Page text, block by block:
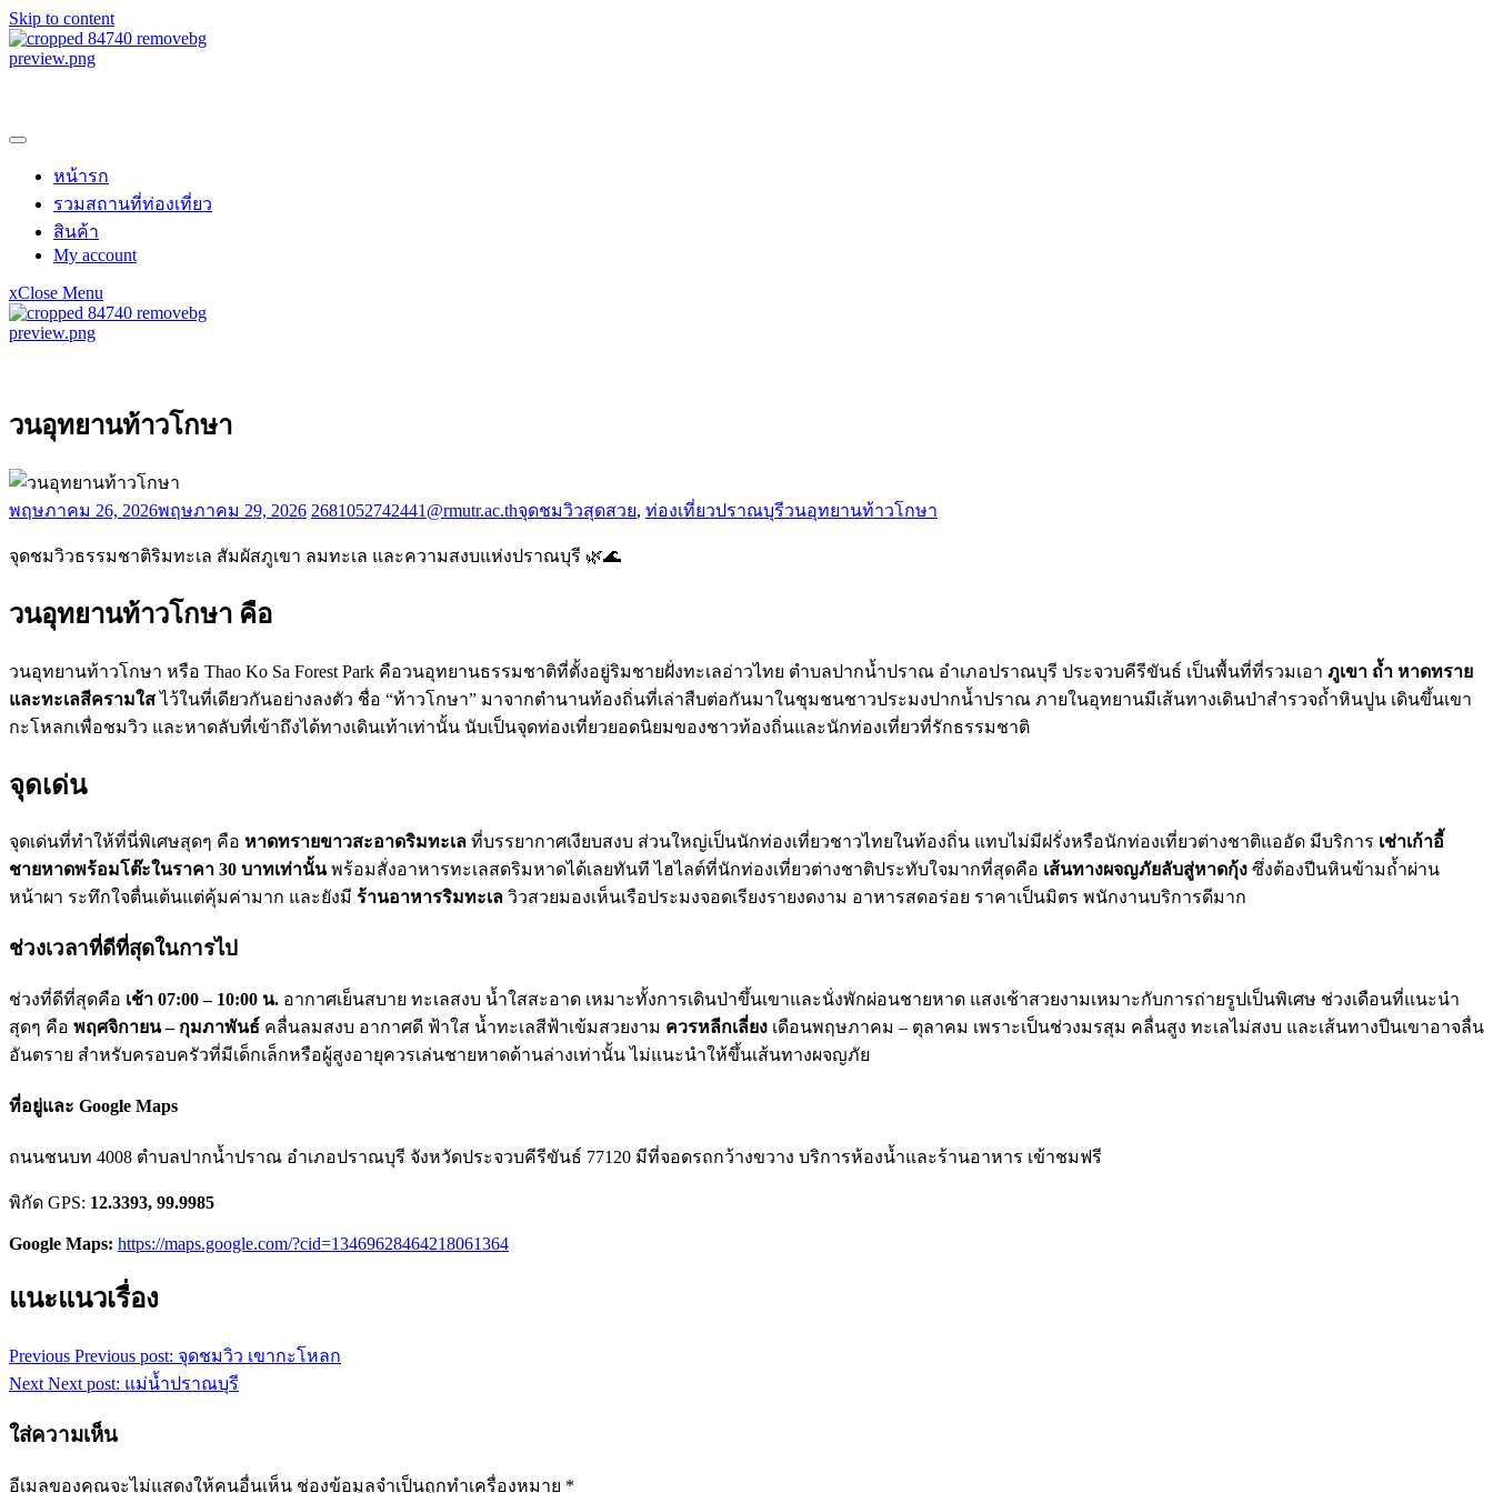
Skip to content
หน้ารก
รวมสถานที่ท่องเที่ยว
สินค้า
My account
xClose Menu
วนอุทยานท้าวโกษา
พฤษภาคม 26, 2026พฤษภาคม 29, 2026 2681052742441@rmutr.ac.thจุดชมวิวสุดสวย, ท่องเที่ยวปราณบุรีวนอุทยานท้าวโกษา
จุดชมวิวธรรมชาติริมทะเล สัมผัสภูเขา ลมทะเล และความสงบแห่งปราณบุรี 🌿🌊
วนอุทยานท้าวโกษา คือ
วนอุทยานท้าวโกษา หรือ Thao Ko Sa Forest Park คือวนอุทยานธรรมชาติที่ตั้งอยู่ริมชายฝั่งทะเลอ่าวไทย ตำบลปากน้ำปราณ อำเภอปราณบุรี ประจวบคีรีขันธ์ เป็นพื้นที่ที่รวมเอา ภูเขา ถ้ำ หาดทราย
และทะเลสีครามใสไว้ในที่เดียวกันอย่างลงตัว ชื่อ “ท้าวโกษา” มาจากตำนานท้องถิ่นที่เล่าสืบต่อกันมาในชุมชนชาวประมงปากน้ำปราณ ภายในอุทยานมีเส้นทางเดินป่าสำรวจถ้ำหินปูน เดินขึ้นเขา
กะโหลกเพื่อชมวิว และหาดลับที่เข้าถึงได้ทางเดินเท้าเท่านั้น นับเป็นจุดท่องเที่ยวยอดนิยมของชาวท้องถิ่นและนักท่องเที่ยวที่รักธรรมชาติ
จุดเด่น
จุดเด่นที่ทำให้ที่นี่พิเศษสุดๆ คือ หาดทรายขาวสะอาดริมทะเล ที่บรรยากาศเงียบสงบ ส่วนใหญ่เป็นนักท่องเที่ยวชาวไทยในท้องถิ่น แทบไม่มีฝรั่งหรือนักท่องเที่ยวต่างชาติแออัด มีบริการ เช่าเก้าอี้
ชายหาดพร้อมโต๊ะในราคา 30 บาทเท่านั้นพร้อมสั่งอาหารทะเลสดริมหาดได้เลยทันที ไฮไลต์ที่นักท่องเที่ยวต่างชาติประทับใจมากที่สุดคือ เส้นทางผจญภัยลับสู่หาดกุ้ง ซึ่งต้องปีนหินข้ามถ้ำผ่าน
หน้าผา ระทึกใจตื่นเต้นแต่คุ้มค่ามาก และยังมี ร้านอาหารริมทะเล วิวสวยมองเห็นเรือประมงจอดเรียงรายงดงาม อาหารสดอร่อย ราคาเป็นมิตร พนักงานบริการดีมาก
ช่วงเวลาที่ดีที่สุดในการไป
ช่วงที่ดีที่สุดคือ เช้า 07:00 – 10:00 น. อากาศเย็นสบาย ทะเลสงบ น้ำใสสะอาด เหมาะทั้งการเดินป่าขึ้นเขาและนั่งพักผ่อนชายหาด แสงเช้าสวยงามเหมาะกับการถ่ายรูปเป็นพิเศษ ช่วงเดือนที่แนะนำ
สุดๆ คือ พฤศจิกายน – กุมภาพันธ์ คลื่นลมสงบ อากาศดี ฟ้าใส น้ำทะเลสีฟ้าเข้มสวยงาม ควรหลีกเลี่ยง เดือนพฤษภาคม – ตุลาคม เพราะเป็นช่วงมรสุม คลื่นสูง ทะเลไม่สงบ และเส้นทางปีนเขาอาจลื่น
อันตราย สำหรับครอบครัวที่มีเด็กเล็กหรือผู้สูงอายุควรเล่นชายหาดด้านล่างเท่านั้น ไม่แนะนำให้ขึ้นเส้นทางผจญภัย
ที่อยู่และ Google Maps
ถนนชนบท 4008 ตำบลปากน้ำปราณ อำเภอปราณบุรี จังหวัดประจวบคีรีขันธ์ 77120 มีที่จอดรถกว้างขวาง บริการห้องน้ำและร้านอาหาร เข้าชมฟรี
พิกัด GPS: 12.3393, 99.9985
Google Maps: https://maps.google.com/?cid=13469628464218061364
แนะแนวเรื่อง
Previous Previous post: จุดชมวิว เขากะโหลก
Next Next post: แม่น้ำปราณบุรี
ใส่ความเห็น
อีเมลของคุณจะไม่แสดงให้คนอื่นเห็น ช่องข้อมูลจำเป็นถูกทำเครื่องหมาย *